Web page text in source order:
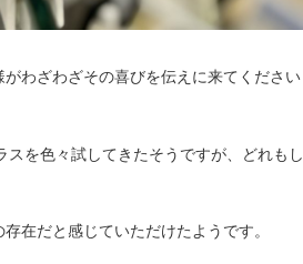
わざわざその喜びを伝えに来てください
を色々試してきたそうですが、どれもし
在だと感じていただけたようです。